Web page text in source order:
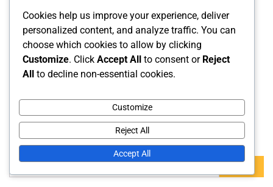
Link
Contenuto
Contatto
La nostra storia
Cerca
Search
for:
Cookies help us improve your experience, deliver
personalized content, and analyze traffic. You can
choose which cookies to allow by clicking
Customize. Click Accept All to consent or Reject
All to decline non-essential cookies.
Customize
Reject All
Accept All